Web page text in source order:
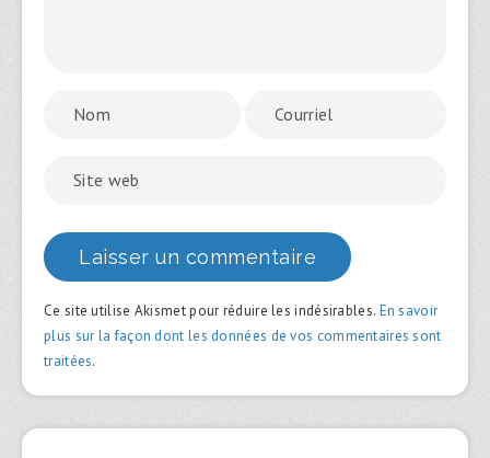
Ce site utilise Akismet pour réduire les indésirables. En savoir
plus sur la façon dont les données de vos commentaires sont
traitées.